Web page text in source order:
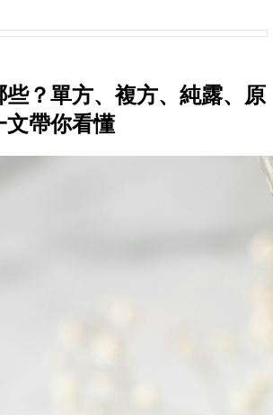
些？單方、複方、純露、原
文帶你看懂